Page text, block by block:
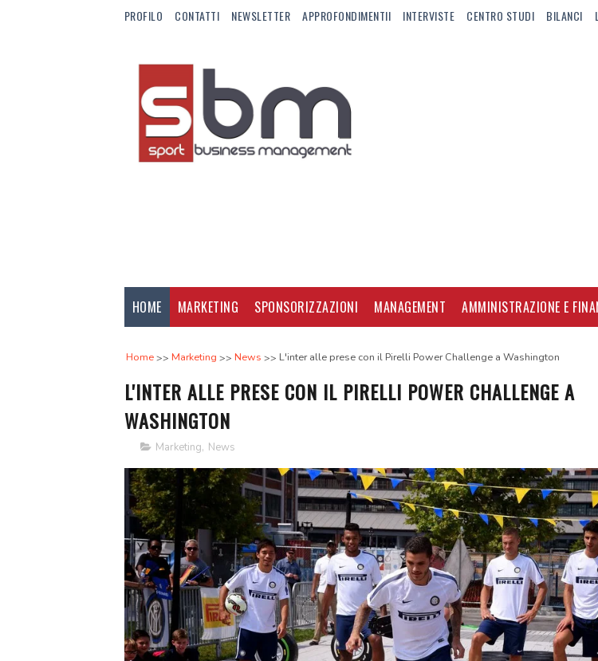
PROFILO CONTATTI NEWSLETTER APPROFONDIMENTII INTERVISTE CENTRO STUDI BILANCI
HOME MARKETING SPONSORIZZAZIONI MANAGEMENT AMMINISTRAZIONE E
Home Marketing News L'inter alle prese con il Pirelli Power Challenge a Washington
L'INTER ALLE PRESE CON IL PIRELLI POWER CHALLENGE A
WASHINGTON
Marketing, News